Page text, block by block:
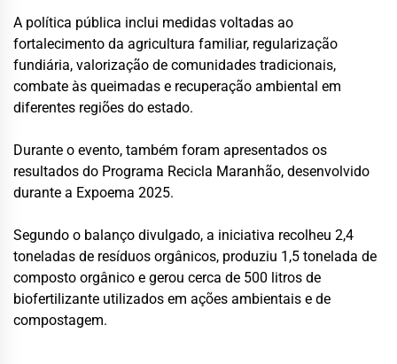
A política pública inclui medidas voltadas ao
fortalecimento da agricultura familiar, regularização
fundiária, valorização de comunidades tradicionais,
combate às queimadas e recuperação ambiental em
diferentes regiões do estado.
Durante o evento, também foram apresentados os
resultados do Programa Recicla Maranhão, desenvolvido
durante a Expoema 2025.
Segundo o balanço divulgado, a iniciativa recolheu 2,4
toneladas de resíduos orgânicos, produziu 1,5 tonelada de
composto orgânico e gerou cerca de 500 litros de
biofertilizante utilizados em ações ambientais e de
compostagem.